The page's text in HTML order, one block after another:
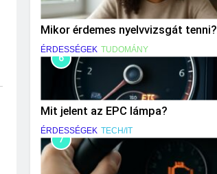
Mikor érdemes nyelvvizsgát tenni?
ÉRDESSÉGEK TUDOMÁNY
6
Mit jelent az EPC lámpa?
ÉRDESSÉGEK TECH/IT
7